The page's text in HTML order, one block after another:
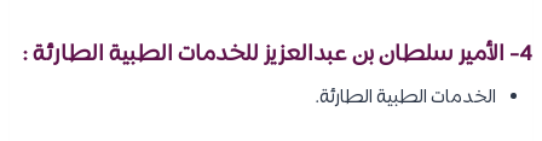
4- الأمير سلطان بن عبدالعزيز للخدمات الطبية الطارئة:
الخدمات الطبية الطارئة.